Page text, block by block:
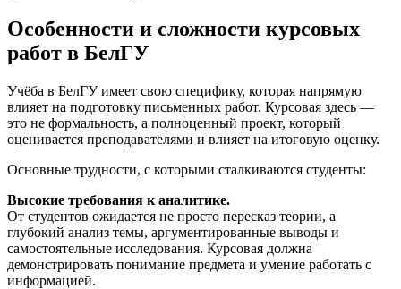
Особенности и сложности курсовых
работ в БелГУ
Учёба в БелГУ имеет свою специфику, которая напрямую
влияет на подготовку письменных работ. Курсовая здесь —
это не формальность, а полноценный проект, который
оценивается преподавателями и влияет на итоговую оценку.
Основные трудности, с которыми сталкиваются студенты:
Высокие требования к аналитике.
От студентов ожидается не просто пересказ теории, а
глубокий анализ темы, аргументированные выводы и
самостоятельные исследования. Курсовая должна
демонстрировать понимание предмета и умение работать с
информацией.